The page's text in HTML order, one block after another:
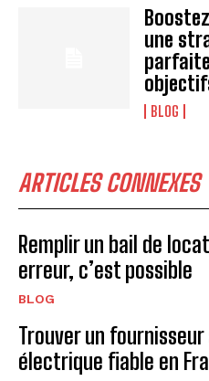
une
BLOG
ARTICLES CONNEXES
Remplir un bail de
erreur, c’est possible
BLOG
Trouver un
électrique fiable en